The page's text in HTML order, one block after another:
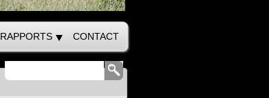
RAPPORTS CONTACT